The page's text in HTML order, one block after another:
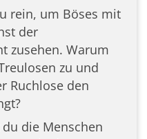
rein, um Böses mit
der
zusehen. Warum
zu und
Ruchlose den
die Menschen